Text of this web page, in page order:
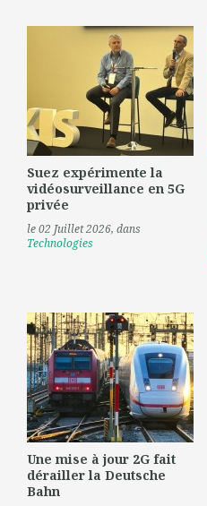
Suez expérimente la
vidéosurveillance en 5G
privée
le 02 Juillet 2026, dans
Technologies
Une mise à jour 2G fait
dérailler la Deutsche
Bahn